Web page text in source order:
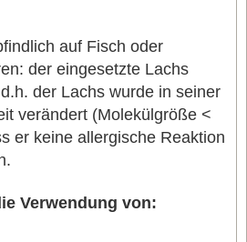
auf Fisch oder
der eingesetzte Lachs
der Lachs wurde in seiner
verändert (Molekülgröße <
er keine allergische Reaktion
Verwendung von: